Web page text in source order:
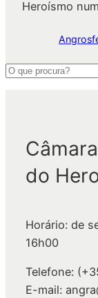
Heroísmo
P
do
Horário: de
16h00
Telefone:
E-mail: